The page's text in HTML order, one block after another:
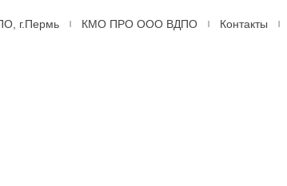
г.Пермь КМО ПРО ООО ВДПО Контакты